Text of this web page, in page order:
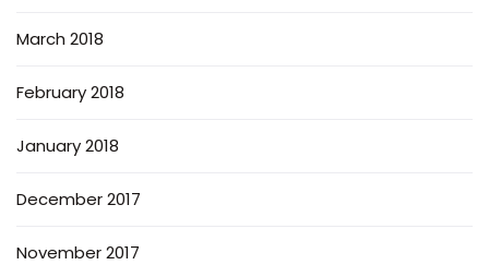
March 2018
February 2018
January 2018
December 2017
November 2017